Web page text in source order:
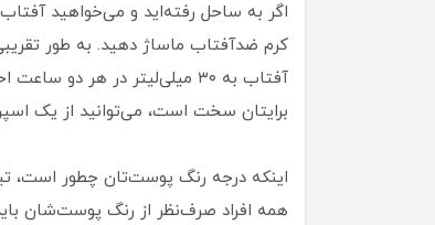
اگر به ساحل رفته‌اید و می‌خواهید
کرم ضدآفتاب ماساژ دهید. به طور
آفتاب به ۳۰ میلی‌لیتر در هر
برایتان سخت است، می‌توانید از یک
اینکه درجه رنگ پوست‌تان چطور است،
همه افراد صرف‌نظر از رنگ پوست‌شان